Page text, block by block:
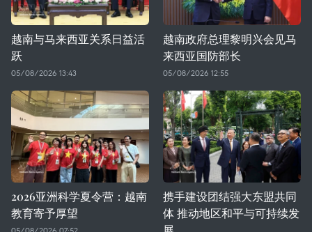
越南与马来西亚关系日益活
跃
05/08/2026 13:43
越南政府总理黎明兴会见马
来西亚国防部长
05/08/2026 12:55
2026亚洲科学夏令营：越南
教育寄予厚望
携手建设团结强大东盟共同
体 推动地区和平与可持续发